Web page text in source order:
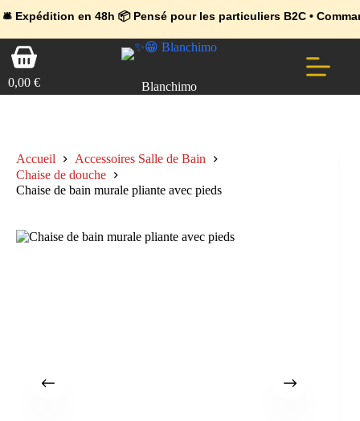
en 48h 📦 Pensé pour les particuliers B2C • Commande
🔥 Déjà adopté par les pros 👉 Passez en Espace Pro B2B 📦
💼 Offres réservées aux professionnels 🚀 Rejoignez l’Espace Pro
PasserPanier
d’achat
0,00 € Blanchimo
Accueil
Accessoires Salle de Bain
Chaise de douche
Chaise de bain murale pliante avec pieds